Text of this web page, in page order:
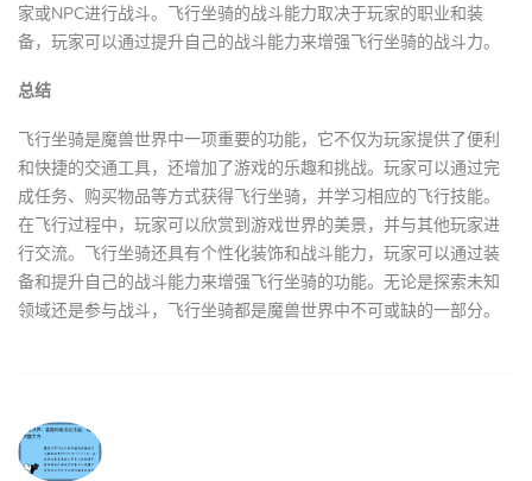
家或NPC进行战斗。飞行坐骑的战斗能力取决于玩家的职业和装
备，玩家可以通过提升自己的战斗能力来增强飞行坐骑的战斗力。
总结
飞行坐骑是魔兽世界中一项重要的功能，它不仅为玩家提供了便利
和快捷的交通工具，还增加了游戏的乐趣和挑战。玩家可以通过完
成任务、购买物品等方式获得飞行坐骑，并学习相应的飞行技能。
在飞行过程中，玩家可以欣赏到游戏世界的美景，并与其他玩家进
行交流。飞行坐骑还具有个性化装饰和战斗能力，玩家可以通过装
备和提升自己的战斗能力来增强飞行坐骑的功能。无论是探索未知
领域还是参与战斗，飞行坐骑都是魔兽世界中不可或缺的一部分。